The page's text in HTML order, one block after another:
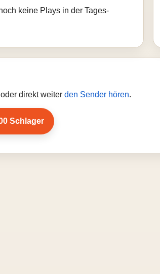
keine Plays in der Tages-
direkt weiter den Sender hören.
Schlager